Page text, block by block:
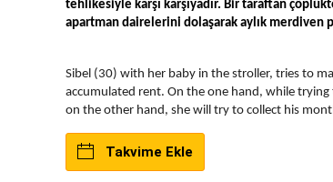
tehlikesiyle karşı karşıyadır. Bir taraftan
apartman dairelerini dolaşarak aylık merdiven
Sibel (30) with her baby in the stroller, tries to
accumulated rent. On the one hand, while
on the other hand, she will try to collect his
Takvime Ekle